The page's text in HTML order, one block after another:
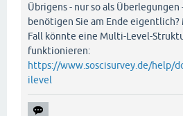
Übrigens - nur so als
benötigen Sie am Ende
Fall könnte eine Multi-Level-
funktionieren:
https://www.soscisurvey.de/help/
ilevel